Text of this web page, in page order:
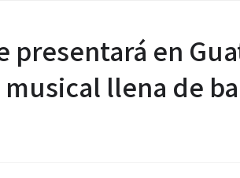
presentará en
llena de